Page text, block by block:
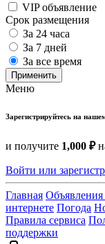
VIP объявление
Срок размещения
За 24 часа
За 7 дней
За все время
Применить
Меню
Зарегистрируйтесь на
и получите 1,000 ₽
Войти или
Главная Объявления
интернете Погода
Правила сервиса
поддержки